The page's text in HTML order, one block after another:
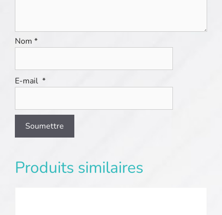
Nom *
E-mail *
Produits similaires